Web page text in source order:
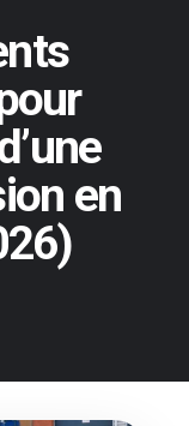
en